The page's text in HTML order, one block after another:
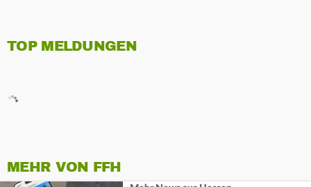
TOP MELDUNGEN
MEHR VON FFH